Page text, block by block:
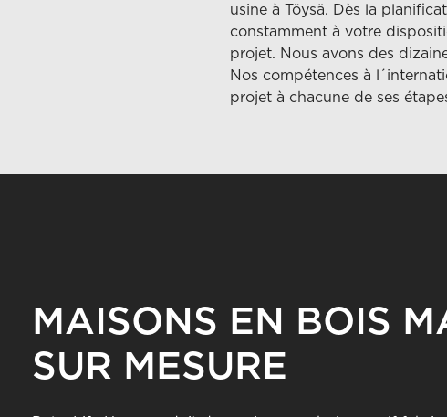
usine à Töysä. Dès la
constamment à votre
projet. Nous avons des
Nos compétences à
projet à chacune de ses
MAISONS EN BOIS
SUR MESURE